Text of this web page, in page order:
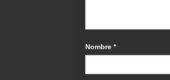
Nombre *